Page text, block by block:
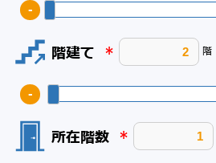
-
階建て * 階
-
所在階数 *